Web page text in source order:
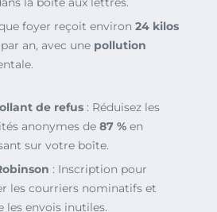
foyer reçoit environ 24 kilos
an, avec une pollution
de refus : Réduisez les
anonymes de 87 % en
sur votre boîte.
: Inscription pour
les courriers nominatifs et
les envois inutiles.